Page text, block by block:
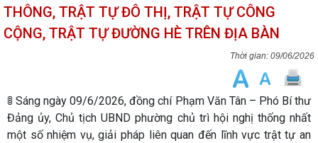
THÔNG, TRẬT TỰ ĐÔ THỊ, TRẬT TỰ CÔNG
CỘNG, TRẬT TỰ ĐƯỜNG HÈ TRÊN ĐỊA BÀN
09/06/2026
🚦 Sáng ngày 09/6/2026, đồng chí Phạm Văn Tân – Phó Bí thư
Đảng ủy, Chủ tịch UBND phường chủ trì hội nghị thống nhất
một số nhiệm vụ, giải pháp liên quan đến lĩnh vực trật tự an